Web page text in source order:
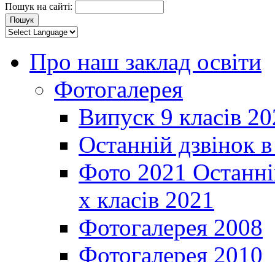
Пошук на сайті:
Про наш заклад освіти
Фотогалерея
Випуск 9 класів
Останній дзвінок
Фото 2021
х класів 2021
Фотогалерея 2008
Фотогалерея 2010